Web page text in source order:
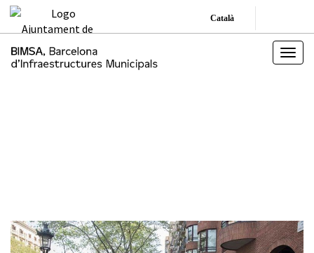
Català